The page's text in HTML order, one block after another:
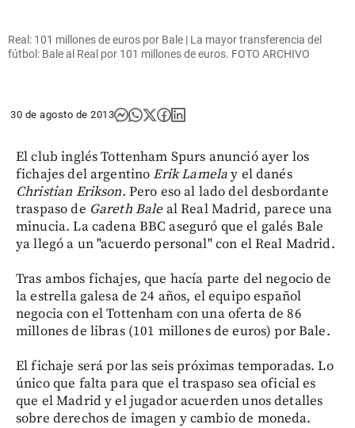
Real: 101 millones de euros por Bale | La mayor transferencia del
fútbol: Bale al Real por 101 millones de euros. FOTO ARCHIVO
30 de agosto de 2013
El club inglés Tottenham Spurs anunció ayer los
fichajes del argentinoErik Lamelay el danés
Christian Erikson. Pero eso al lado del desbordante
traspaso de Gareth Baleal Real Madrid, parece una
minucia. La cadena BBC aseguró que el galés Bale
ya llegó a un "acuerdo personal" con el Real Madrid.
Tras ambos fichajes, que hacía parte del negocio de
la estrella galesa de 24 años, el equipo español
negocia con el Tottenham con una oferta de 86
millones de libras (101 millones de euros) por Bale.
El fichaje será por las seis próximas temporadas. Lo
único que falta para que el traspaso sea oficial es
que el Madrid y el jugador acuerden unos detalles
sobre derechos de imagen y cambio de moneda.